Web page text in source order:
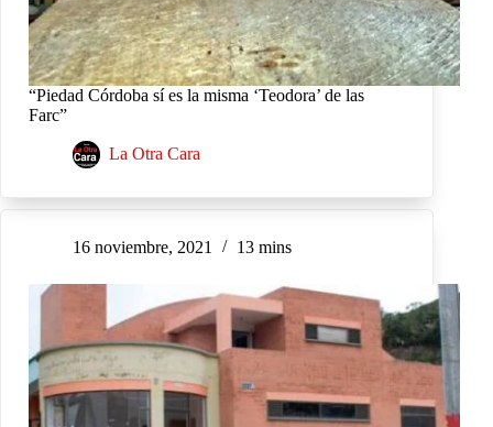
“Piedad Córdoba sí es la misma ‘Teodora’ de las
Farc”
La Otra Cara
16 noviembre, 2021 13 mins